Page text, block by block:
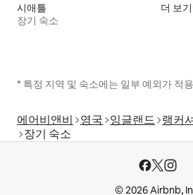
시애틀
장기 숙소
더 보기
* 특정 지역 및 숙소에는 일부 예외가 적
에어비앤비 영국 잉글랜드 랭커
장기 숙소
© 2026 Airbnb,